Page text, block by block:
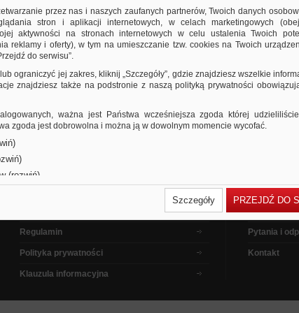
Regulamin
Polityka prywatności
Klauzula informacyjna
Jak
Filmy
Pytania i
Kontakt
przez nas i naszych zaufanych partnerów, Twoich danych
stron i aplikacji internetowych, w celach marketingowych
aktywności na stronach internetowych w celu ustalenia Twoich
reklamy i oferty), w tym na umieszczanie tzw. cookies na Twoich
do serwisu”.
ograniczyć jej zakres, kliknij „Szczegóły”, gdzie znajdziesz wszelkie
znajdziesz także na podstronie z naszą polityką prywatności
ważna jest Państwa wcześniejsza zgoda której
zgoda jest dobrowolna i można ją w dowolnym momencie wycofać.
(rozwiń)
Szczegóły PRZEJDŹ DO